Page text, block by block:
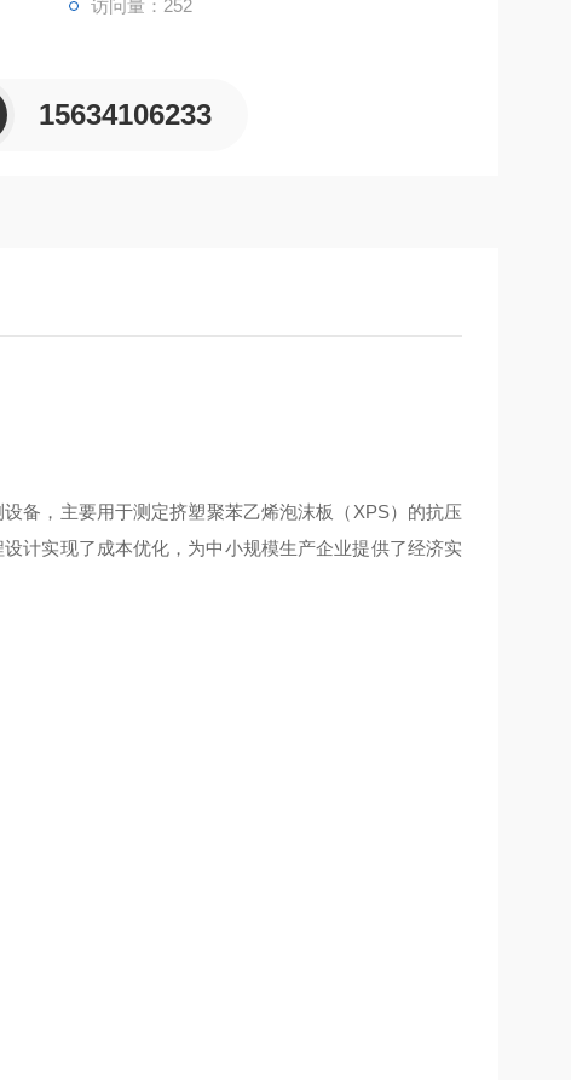
访问量：252
15634106233
备，主要用于测定挤塑聚苯乙烯泡沫板（XPS）的抗压
计实现了成本优化，为中小规模生产企业提供了经济实